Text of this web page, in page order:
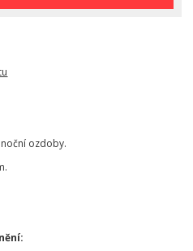
ozdoby.